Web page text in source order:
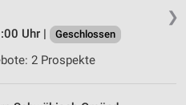
❯
Uhr |
Geschlossen
2 Prospekte